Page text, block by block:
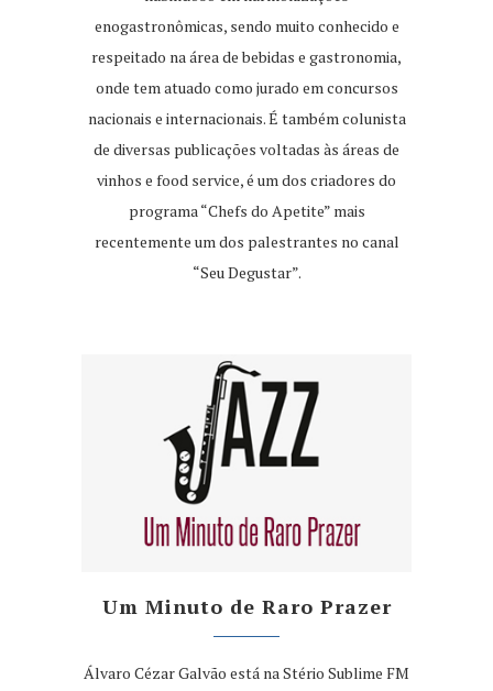
enogastronômicas, sendo muito conhecido e
respeitado na área de bebidas e gastronomia,
onde tem atuado como jurado em concursos
nacionais e internacionais. É também colunista
de diversas publicações voltadas às áreas de
vinhos e food service, é um dos criadores do
programa “Chefs do Apetite” mais
recentemente um dos palestrantes no canal
“Seu Degustar”.
Um Minuto de Raro Prazer
Álvaro Cézar Galvão está na Stério Sublime FM